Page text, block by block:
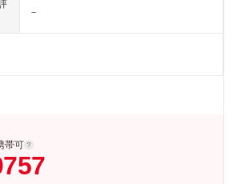
－
帯可